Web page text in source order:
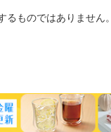
ものではありません。